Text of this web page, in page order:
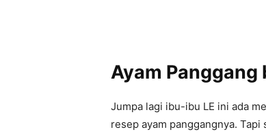
Ayam Panggang
Jumpa lagi ibu-ibu LE ini ada
resep ayam panggangnya.